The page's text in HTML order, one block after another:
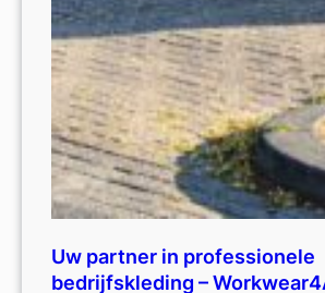
Uw partner in professionele
bedrijfskleding –